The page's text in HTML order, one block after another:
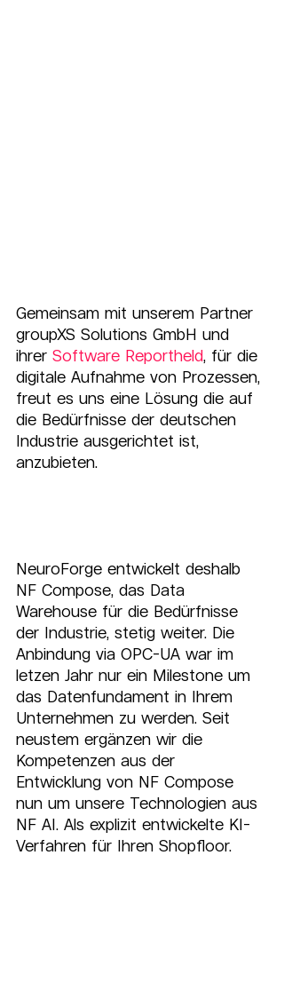
Gemeinsam mit unserem Partner
groupXS Solutions GmbH und
ihrer Software Reportheld, für die
digitale Aufnahme von Prozessen,
freut es uns eine Lösung die auf
die Bedürfnisse der deutschen
Industrie ausgerichtet ist,
anzubieten.
NeuroForge entwickelt deshalb
NF Compose, das Data
Warehouse für die Bedürfnisse
der Industrie, stetig weiter. Die
Anbindung via OPC-UA war im
letzen Jahr nur ein Milestone um
das Datenfundament in Ihrem
Unternehmen zu werden. Seit
neustem ergänzen wir die
Kompetenzen aus der
Entwicklung von NF Compose
nun um unsere Technologien aus
NF AI. Als explizit entwickelte KI-
Verfahren für Ihren Shopfloor.